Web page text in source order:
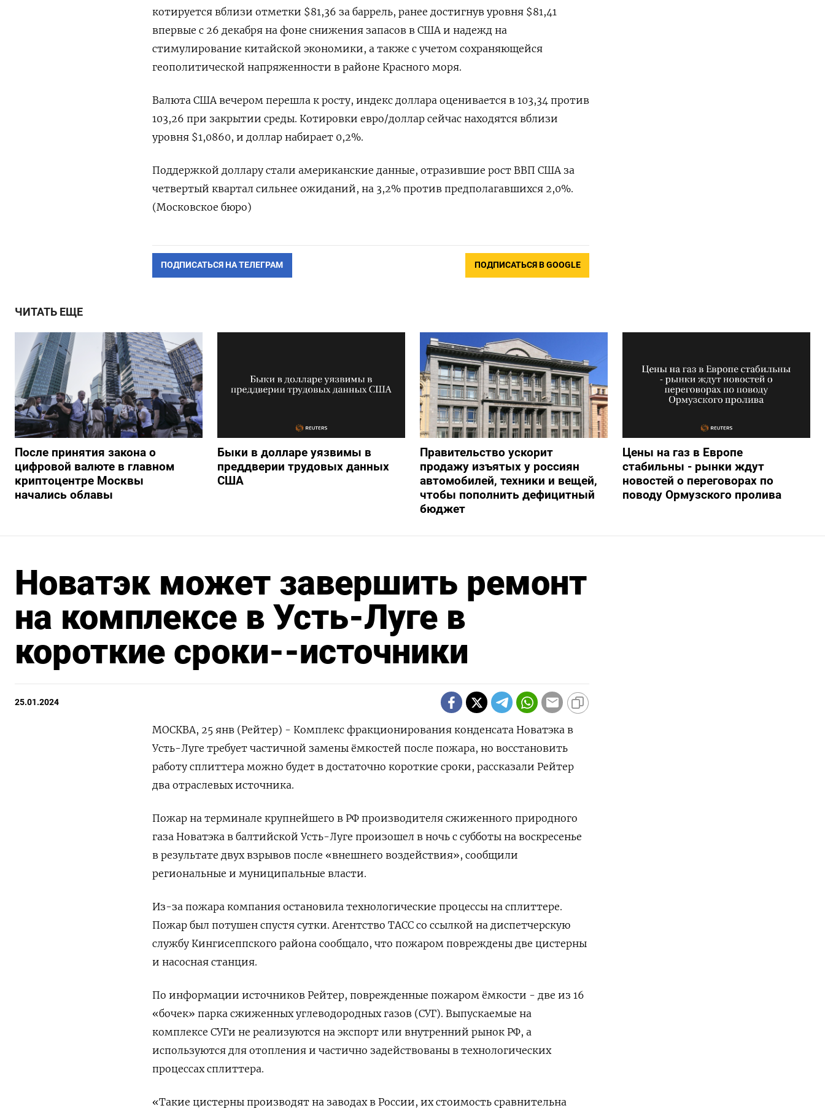
котируется вблизи отметки $81,36 за баррель, ранее достигнув уровня $81,41
впервые с 26 декабря на фоне снижения запасов в США и надежд на
стимулирование китайской экономики, а также с учетом сохраняющейся
геополитической напряженности в районе Красного моря.
Валюта США вечером перешла к росту, индекс доллара оценивается в 103,34 против
103,26 при закрытии среды. Котировки евро/доллар сейчас находятся вблизи
уровня $1,0860, и доллар набирает 0,2%.
Поддержкой доллару стали американские данные, отразившие рост ВВП США за
четвертый квартал сильнее ожиданий, на 3,2% против предполагавшихся 2,0%.
(Московское бюро)
ПОДПИСАТЬСЯ НА ТЕЛЕГРАМ ПОДПИСАТЬСЯ В GOOGLE
ЧИТАТЬ ЕЩЕ
После принятия закона о
цифровой валюте в главном
криптоцентре Москвы
начались облавы
Быки в долларе уязвимы в
преддверии трудовых данных
США
Правительство ускорит
продажу изъятых у россиян
автомобилей, техники и вещей,
чтобы пополнить дефицитный
бюджет
Цены на газ в Европе
стабильны - рынки ждут
новостей о переговорах по
поводу Ормузского пролива
Новатэк может завершить ремонт
на комплексе в Усть-Луге в
короткие сроки--источники
25.01.2024
МОСКВА, 25 янв (Рейтер) - Комплекс фракционирования конденсата Новатэка в
Усть-Луге требует частичной замены ёмкостей после пожара, но восстановить
работу сплиттера можно будет в достаточно короткие сроки, рассказали Рейтер
два отраслевых источника.
Пожар на терминале крупнейшего в РФ производителя сжиженного природного
газа Новатэка в балтийской Усть-Луге произошел в ночь с субботы на воскресенье
в результате двух взрывов после «внешнего воздействия», сообщили
региональные и муниципальные власти.
Из-за пожара компания остановила технологические процессы на сплиттере.
Пожар был потушен спустя сутки. Агентство ТАСС со ссылкой на диспетчерскую
службу Кингисеппского района сообщало, что пожаром повреждены две цистерны
и насосная станция.
По информации источников Рейтер, поврежденные пожаром ёмкости - две из 16
«бочек» парка сжиженных углеводородных газов (СУГ). Выпускаемые на
комплексе СУГи не реализуются на экспорт или внутренний рынок РФ, а
используются для отопления и частично задействованы в технологических
процессах сплиттера.
«Такие цистерны производят на заводах в России, их стоимость сравнительна